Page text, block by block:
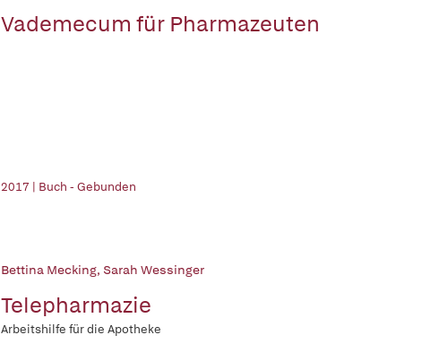
Vademecum für Pharmazeuten
2017 | Buch - Gebunden
Bettina Mecking, Sarah Wessinger
Telepharmazie
Arbeitshilfe für die Apotheke